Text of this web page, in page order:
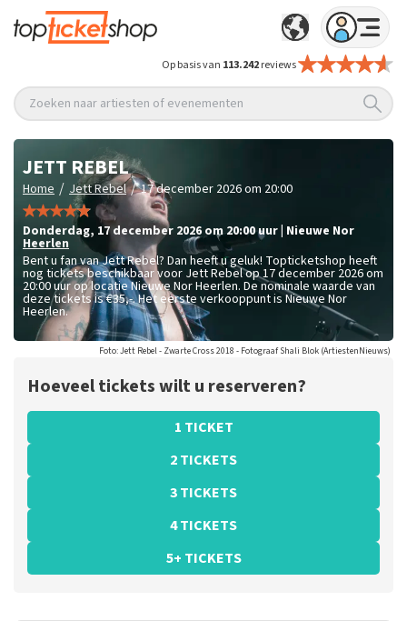
Op basis van 113.242reviews
Zoeken naar artiesten of evenementen
JETT REBEL
Home / Jett Rebel / 17 december 2026 om 20:00
donderdag, 17 december 2026 om 20:00uur Nieuwe Nor
Heerlen
Bent u fan van Jett Rebel? Dan heeft u geluk! Topticketshop heeft
nog tickets beschikbaar voor Jett Rebel op 17 december 2026 om
20:00 uur op locatie Nieuwe Nor Heerlen. De nominale waarde van
deze tickets is€35,-. Het eerste verkooppunt is Nieuwe Nor
Heerlen.
Foto: Jett Rebel - Zwarte Cross 2018 - Fotograaf Shali Blok (ArtiestenNieuws)
Hoeveel tickets wilt u reserveren?
1 TICKET
2 TICKETS
3 TICKETS
4 TICKETS
5+ TICKETS